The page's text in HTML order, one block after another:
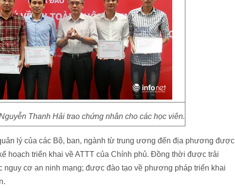
Thanh Hải trao chứng nhân cho các học viên.
lý của các Bộ, ban, ngành từ trung ương đến địa phương được
hoạch triển khai về ATTT của Chính phủ. Đồng thời được trải
nguy cơ an ninh mạng; được đào tạo về phương pháp triển khai